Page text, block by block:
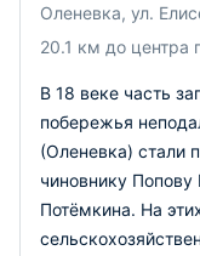
Оленевка, ул.
20.1 км до центра
В 18 веке часть
побережья
(Оленевка) стали
чиновнику
Потёмкина. На